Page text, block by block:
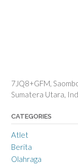
7JQ8+GFM,
Sumatera Utara,
CATEGORIES
Atlet
Berita
Olahraga